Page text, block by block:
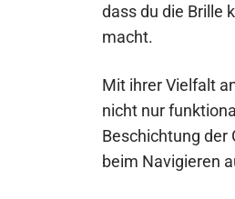
dass du die Brille
macht.
Mit ihrer Vielfalt
nicht nur
Beschichtung der
beim Navigieren